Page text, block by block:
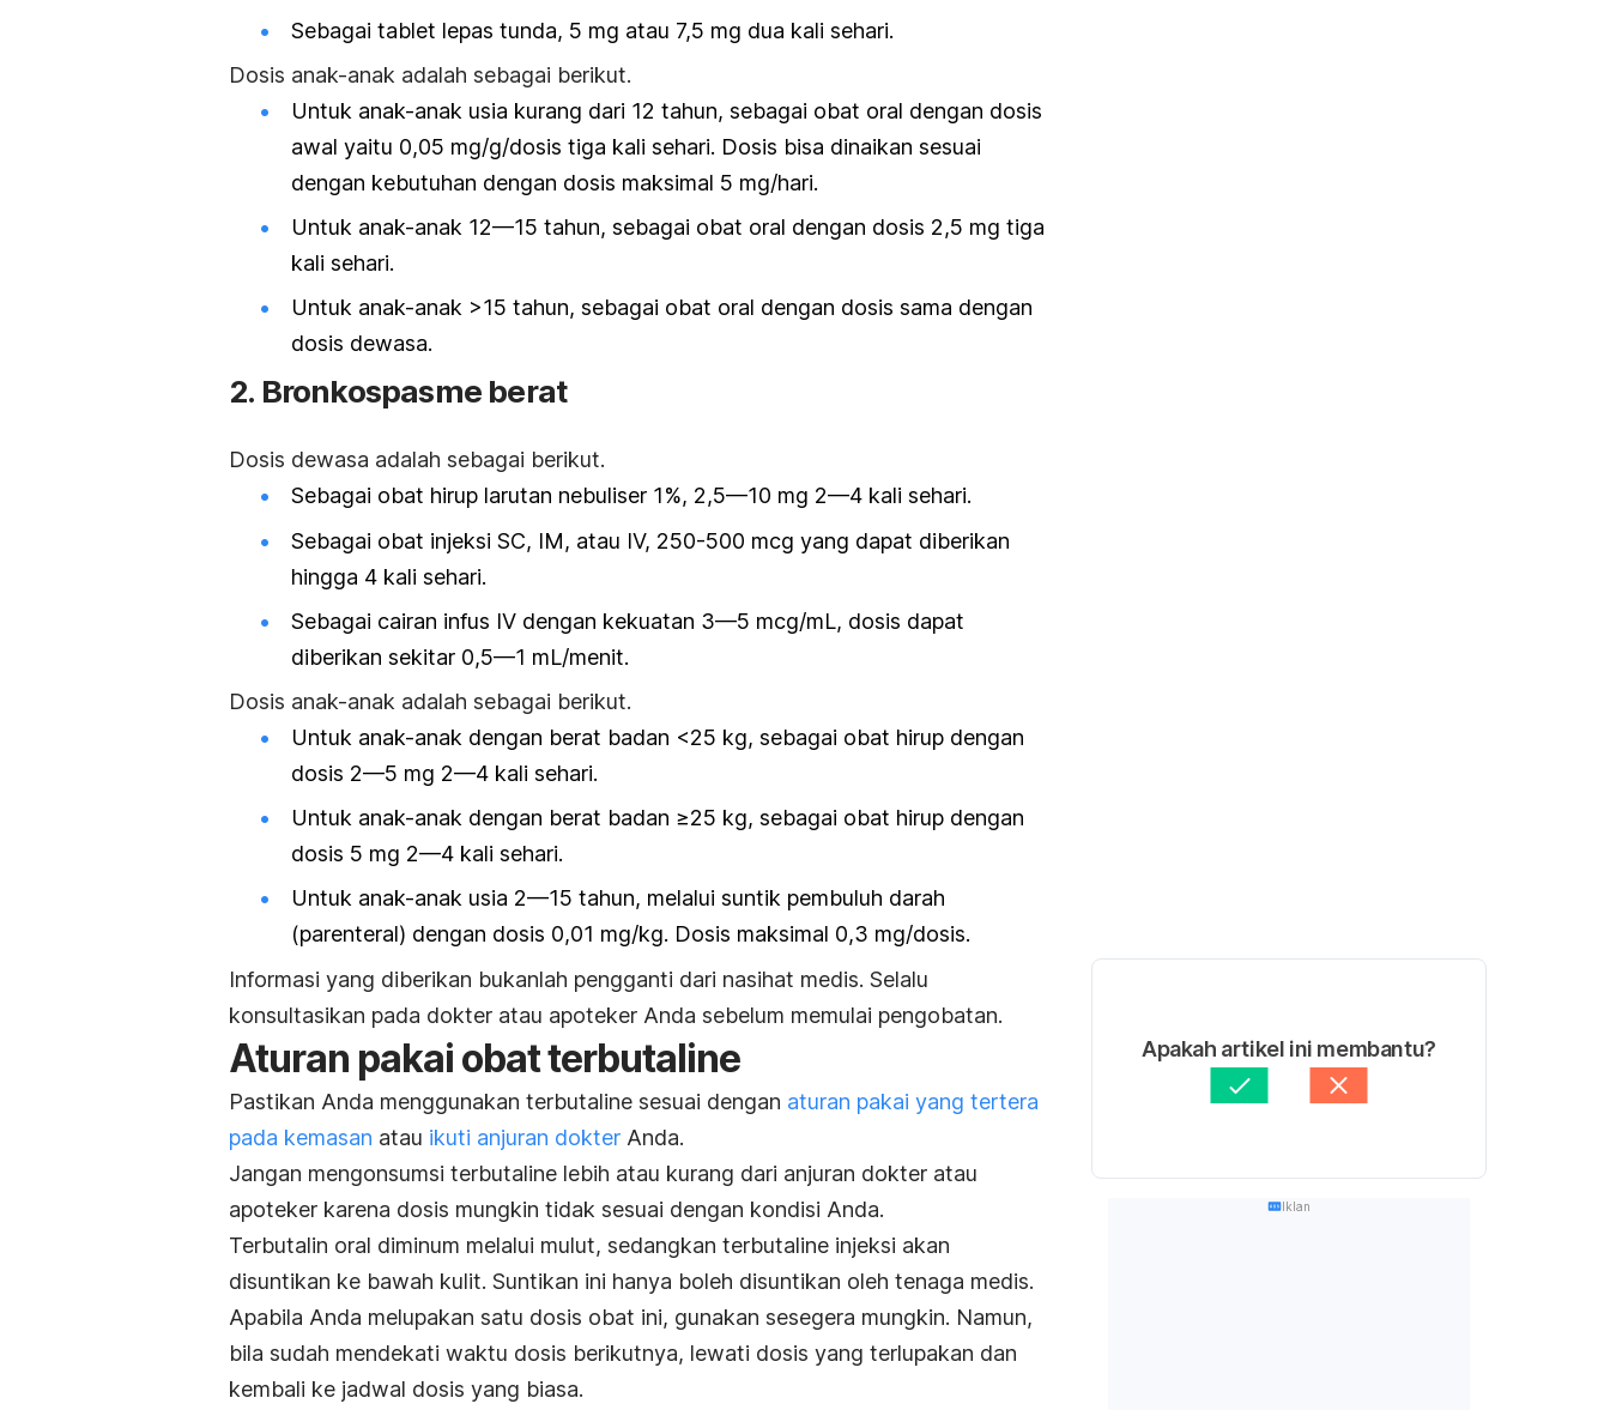
Sebagai tablet lepas tunda, 5 mg atau 7,5 mg dua kali sehari.
Dosis anak-anak adalah sebagai berikut.
Untuk anak-anak usia kurang dari 12 tahun, sebagai obat oral dengan dosis
awal yaitu 0,05 mg/g/dosis tiga kali sehari. Dosis bisa dinaikan sesuai
dengan kebutuhan dengan dosis maksimal 5 mg/hari.
Untuk anak-anak 12—15 tahun, sebagai obat oral dengan dosis 2,5 mg tiga
kali sehari.
Untuk anak-anak >15 tahun, sebagai obat oral dengan dosis sama dengan
dosis dewasa.
2. Bronkospasme berat
Dosis dewasa adalah sebagai berikut.
Sebagai obat hirup larutan nebuliser 1%, 2,5—10 mg 2—4 kali sehari.
Sebagai obat injeksi SC, IM, atau IV, 250-500 mcg yang dapat diberikan
hingga 4 kali sehari.
Sebagai cairan infus IV dengan kekuatan 3—5 mcg/mL, dosis dapat
diberikan sekitar 0,5—1 mL/menit.
Dosis anak-anak adalah sebagai berikut.
Untuk anak-anak dengan berat badan <25 kg, sebagai obat hirup dengan
dosis 2—5 mg 2—4 kali sehari.
Untuk anak-anak dengan berat badan ≥25 kg, sebagai obat hirup dengan
dosis 5 mg 2—4 kali sehari.
Untuk anak-anak usia 2—15 tahun, melalui suntik pembuluh darah
(parenteral) dengan dosis 0,01 mg/kg. Dosis maksimal 0,3 mg/dosis.
Informasi yang diberikan bukanlah pengganti dari nasihat medis. Selalu
konsultasikan pada dokter atau apoteker Anda sebelum memulai pengobatan.
Aturan pakai obatterbutaline
Pastikan Anda menggunakan terbutaline sesuai dengan aturan pakai yang tertera
pada kemasan atau ikuti anjuran dokter Anda.
Jangan mengonsumsi terbutaline lebih atau kurang dari anjuran dokter atau
apoteker karena dosis mungkin tidak sesuai dengan kondisi Anda.
Terbutalin oral diminum melalui mulut, sedangkan terbutaline injeksi akan
disuntikan ke bawah kulit. Suntikan ini hanya boleh disuntikan oleh tenaga medis.
Apabila Anda melupakan satu dosis obat ini, gunakan sesegera mungkin. Namun,
bila sudah mendekati waktu dosis berikutnya, lewati dosis yang terlupakan dan
kembali ke jadwal dosis yang biasa.
Apakah artikel ini membantu?
Iklan